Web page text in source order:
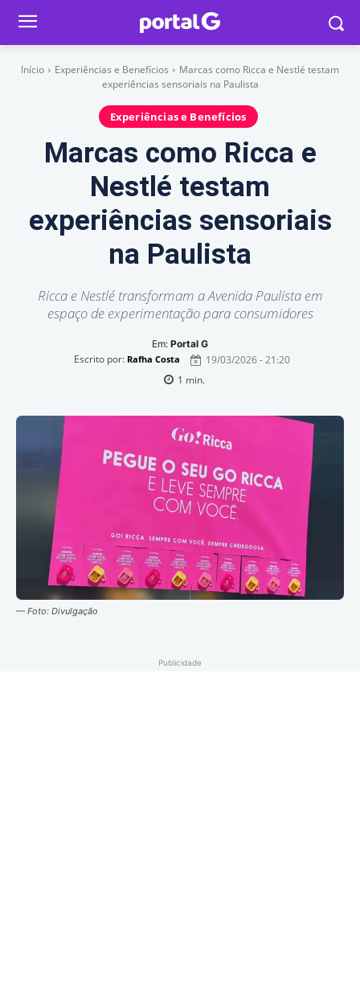
Início Experiências e Benefícios
Marcas como Ricca e Nestlé testam
experiências sensoriais na Paulista
Experiências e Benefícios
Marcas como Ricca e
Nestlé testam
experiências sensoriais
na Paulista
Ricca e Nestlé transformam a Avenida Paulista em
espaço de experimentação para consumidores
Em: Portal G
Escrito por: Rafha Costa
19/03/2026 - 21:20
1 min.
— Foto: Divulgação
Publicidade